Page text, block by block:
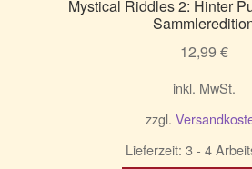
Mystical Riddles 2: Hinter
12,99 €
inkl. MwSt.
zzgl.
Lieferzeit: 3 - 4